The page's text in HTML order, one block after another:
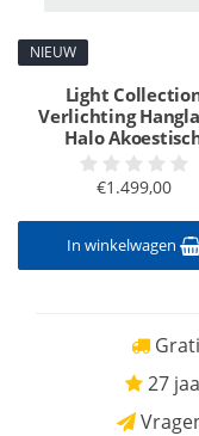
NIEUW
Light
Verlichting
Halo
€1.499,00
In winkelwagen
27